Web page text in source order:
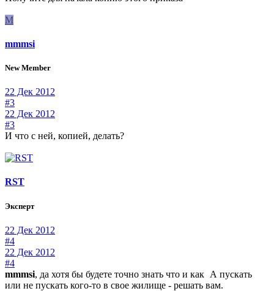
M
mmmsi
New Member
22 Дек 2012
#3
22 Дек 2012
#3
И что с ней, копией, делать?
RST
Эксперт
22 Дек 2012
#4
22 Дек 2012
#4
mmmsi, да хотя бы будете точно знать что и как А пускать
или не пускать кого-то в свое жилище - решать вам.